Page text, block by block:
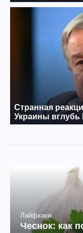
Лайфхаки
Чеснок: как